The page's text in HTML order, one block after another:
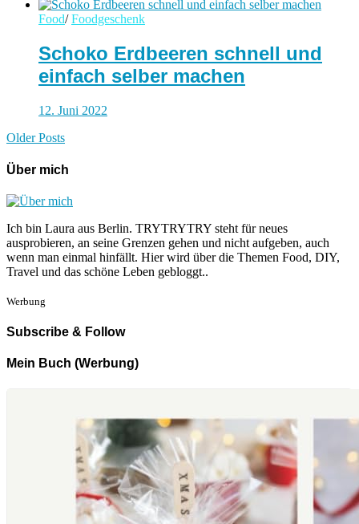
Food/ Foodgeschenk
Schoko Erdbeeren schnell und
einfach selber machen
12. Juni 2022
Older Posts
Über mich
Ich bin Laura aus Berlin. TRYTRYTRY steht für neues
ausprobieren, an seine Grenzen gehen und nicht aufgeben, auch
wenn man einmal hinfällt. Hier wird über die Themen Food, DIY,
Travel und das schöne Leben gebloggt..
Werbung
Subscribe & Follow
Mein Buch (Werbung)